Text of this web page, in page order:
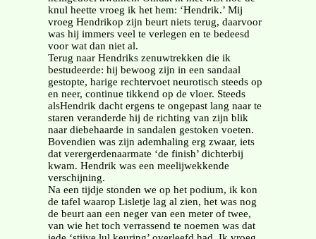
knul heette vroeg ik het hem: ‘Hendrik.’ Mij
vroeg Hendrikop zijn beurt niets terug, daarvoor
was hij immers veel te verlegen en te bedeesd
voor wat dan niet al.
Terug naar Hendriks zenuwtrekken die ik
bestudeerde: hij bewoog zijn in een sandaal
gestopte, harige rechtervoet neurotisch steeds op
en neer, continue tikkend op de vloer. Steeds
alsHendrik dacht ergens te ongepast lang naar te
staren veranderde hij de richting van zijn blik
naar diebehaarde in sandalen gestoken voeten.
Bovendien was zijn ademhaling erg zwaar, iets
dat verergerdenaarmate ‘de finish’ dichterbij
kwam. Hendrik was een meelijwekkende
verschijning.
Na een tijdje stonden we op het podium, ik kon
de tafel waarop Lisletje lag al zien, het was nog
de beurt aan een neger van een meter of twee,
van wie het toch verrassend te noemen was dat